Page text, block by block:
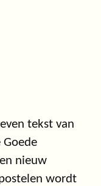
tekst van
Goede
nieuw
wordt